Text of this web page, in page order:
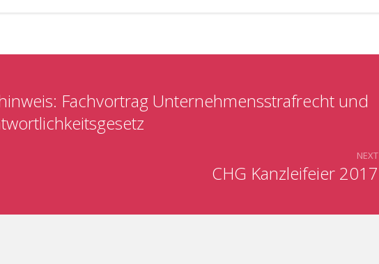
Fachvortrag Unternehmensstrafrecht und
CHG Kanzleifeier 2017
NEXT